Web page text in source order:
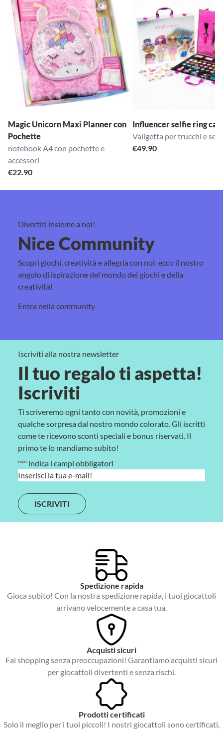
Magic Unicorn Maxi Planner con
Pochette
notebook A4 con pochette e
accessori
€22.90
Influencer selfie ring
Valigetta per trucchi e
€49.90
Divertiti insieme a noi!
Nice Community
Scopri giochi, creatività e allegria con noi: ecco il nostro
angolo di ispirazione del mondo dei giochi e della
creatività!
Entra nella community
Iscriviti alla nostra newsletter
Il tuo regalo ti aspetta!
Iscriviti
Ti scriveremo ogni tanto con novità, promozioni e
qualche sorpresa dal nostro mondo colorato. Gli iscritti
come te ricevono sconti speciali e bonus riservati. Il
primo te lo mandiamo subito!
"*" indica i campi obbligatori
E
a
i
l
Spedizione rapida
Gioca subito! Con la nostra spedizione rapida, i tuoi giocattoli
arrivano velocemente a casa tua.
Acquisti sicuri
Fai shopping senza preoccupazioni! Garantiamo acquisti sicuri
per giocattoli divertenti e senza rischi.
Prodotti certificati
Solo il meglio per i tuoi piccoli! I nostri giocattoli sono certificati,